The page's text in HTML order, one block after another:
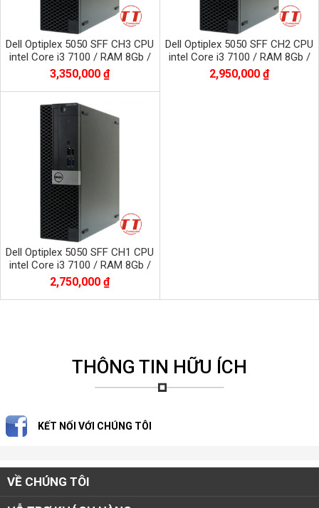
Dell Optiplex 5050 SFF CH3 CPU
intel Core i3 7100 / RAM 8Gb /
SSD 512Gb nvme
3,350,000 ₫
Dell Optiplex 5050 SFF CH2 CPU
intel Core i3 7100 / RAM 8Gb /
SSD 256Gb nvme
2,950,000 ₫
Dell Optiplex 5050 SFF CH1 CPU
intel Core i3 7100 / RAM 8Gb /
SSD 120Gb
2,750,000 ₫
THÔNG TIN HỮU ÍCH
KẾT NỐI VỚI CHÚNG TÔI
VỀ CHÚNG TÔI